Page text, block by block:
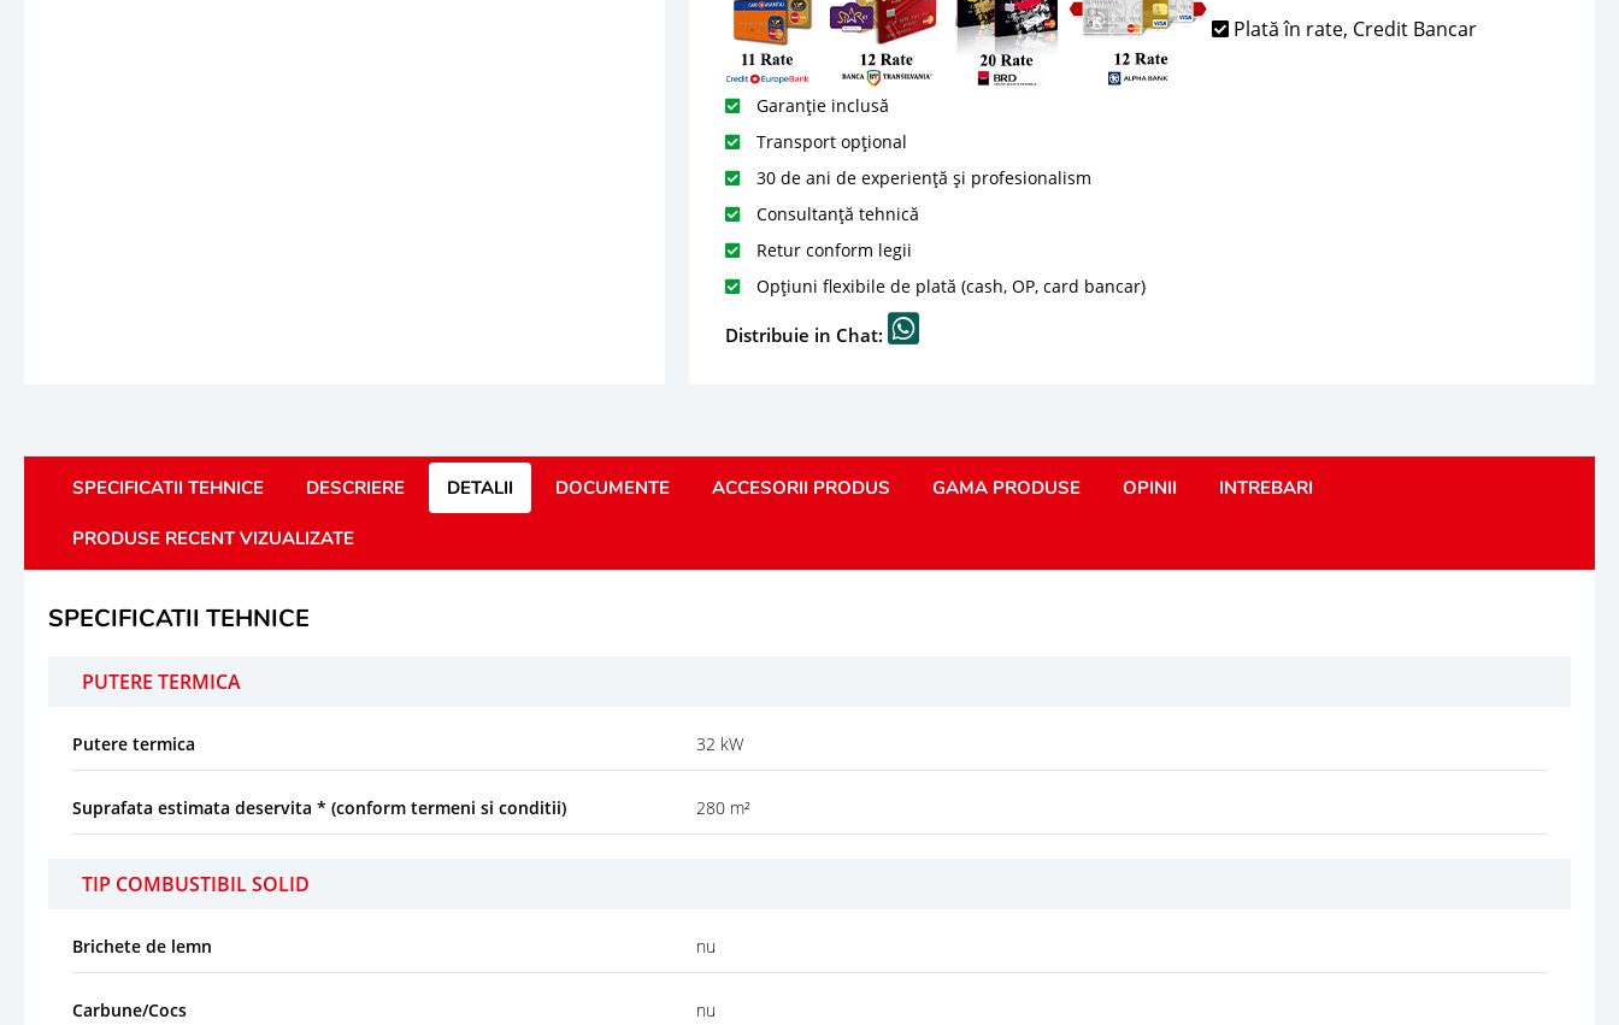
Plată în rate, Credit Bancar
Garanție inclusă
Transport opțional
30 de ani de experiență și profesionalism
Consultanță tehnică
Retur conform legii
Opțiuni flexibile de plată (cash, OP, card bancar)
Distribuie in Chat:
SPECIFICATII TEHNICE DESCRIERE DETALII DOCUMENTE ACCESORII PRODUS GAMA PRODUSE OPINII INTREBARI
PRODUSE RECENT VIZUALIZATE
SPECIFICATII TEHNICE
PUTERE TERMICA
Putere termica 32 kW
Suprafata estimata deservita * (conform termeni si conditii) 280 m²
TIP COMBUSTIBIL SOLID
Brichete de lemn nu
Carbune/Cocs nu